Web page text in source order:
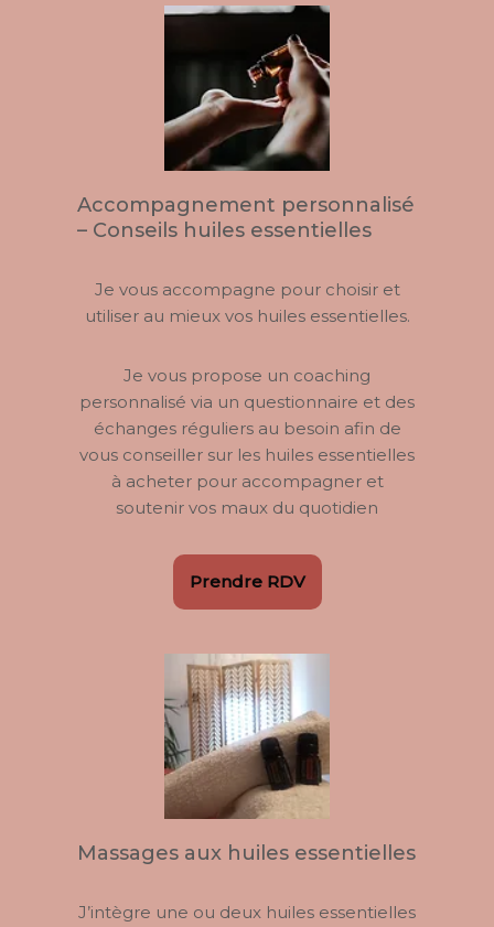
Accompagnement personnalisé
– Conseils huiles essentielles
Je vous accompagne pour choisir et
utiliser au mieux vos huiles essentielles.
Je vous propose un coaching
personnalisé via un questionnaire et des
échanges réguliers au besoin afin de
vous conseiller sur les huiles essentielles
à acheter pour accompagner et
soutenir vos maux du quotidien
Prendre RDV
Massages aux huiles essentielles
J’intègre une ou deux huiles essentielles